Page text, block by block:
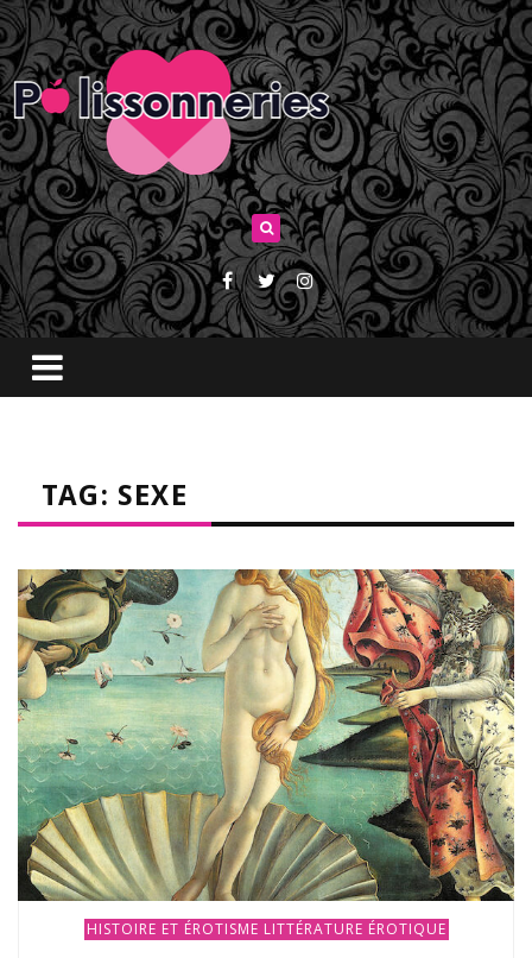
TAG: SEXE
HISTOIRE ET ÉROTISME LITTÉRATURE ÉROTIQUE